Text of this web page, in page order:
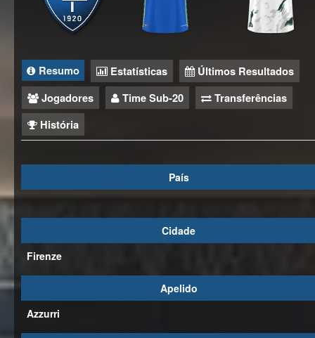
Resumo Estatísticas
Últimos Resultados
Jogadores
Time Sub-20
Transferências
História
País
Cidade
Firenze
Apelido
Azzurri